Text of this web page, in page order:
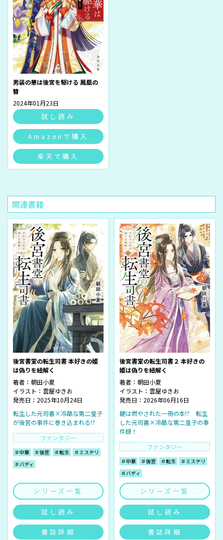
男装の華は後宮を駆ける 鳳凰の
簪
2024年01月23日
試し読み
Amazonで購入
楽天で購入
関連書籍
後宮書堂の転生司書 本好きの姫
は偽りを紐解く
著者： 朝田小夏
イラスト： 雲屋ゆきお
発売日：2025年10月24日
転生した元司書×冷酷な第二皇子
が後宮の事件に巻き込まれる!?
ファンタジー
＃中華 ＃後宮 ＃転生
＃ミステリ
＃バディ
シリーズ一覧
試し読み
書誌詳細
後宮書堂の転生司書２ 本好きの
姫は偽りを紐解く
著者： 朝田小夏
イラスト： 雲屋ゆきお
発売日：2026年06月16日
鍵は燃やされた一冊の本!? 転生
した元司書×冷酷な第二皇子の事
件録！
ファンタジー
＃中華 ＃後宮 ＃転生
＃ミステリ
＃バディ
シリーズ一覧
試し読み
書誌詳細